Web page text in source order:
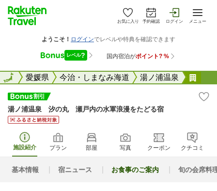
お気に入り 予約確認 ログイン メニュー
全国愛媛県 今治・しまなみ海道 湯ノ浦温泉
全国
湯ノ浦温泉 汐の丸 瀬戸内の水軍浪漫をたどる宿
施設紹介 プラン 部屋 写真 クーポン クチコミ
基本情報 宿ニュース お食事のご案内 旬の会席料